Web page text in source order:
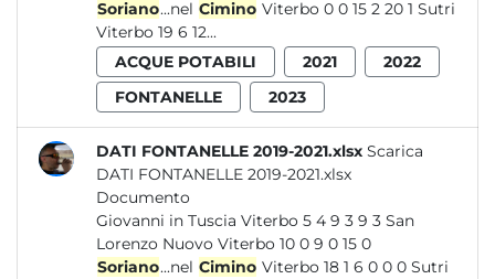
Soriano...nel Cimino Viterbo 0 0 15 2 20 1 Sutri
Viterbo 19 6 12...
ACQUE POTABILI
2021
2022
FONTANELLE
2023
DATI FONTANELLE 2019-2021.xlsx Scarica
DATI FONTANELLE 2019-2021.xlsx
Documento
Giovanni in Tuscia Viterbo 5 4 9 3 9 3 San
Lorenzo Nuovo Viterbo 10 0 9 0 15 0
Soriano...nel Cimino Viterbo 18 1 6 0 0 0 Sutri